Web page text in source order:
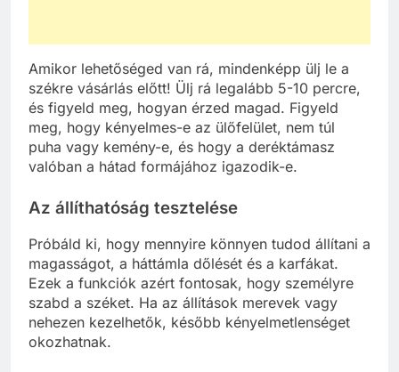
Amikor lehetőséged van rá, mindenképp ülj le a
székre vásárlás előtt! Ülj rá legalább 5-10 percre,
és figyeld meg, hogyan érzed magad. Figyeld
meg, hogy kényelmes-e az ülőfelület, nem túl
puha vagy kemény-e, és hogy a deréktámasz
valóban a hátad formájához igazodik-e.
Az állíthatóság tesztelése
Próbáld ki, hogy mennyire könnyen tudod állítani a
magasságot, a háttámla dőlését és a karfákat.
Ezek a funkciók azért fontosak, hogy személyre
szabd a széket. Ha az állítások merevek vagy
nehezen kezelhetők, később kényelmetlenséget
okozhatnak.